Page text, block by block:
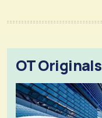
OT Originals